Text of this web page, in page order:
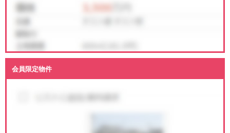
会員限定物件